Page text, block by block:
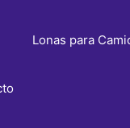
Lonas para